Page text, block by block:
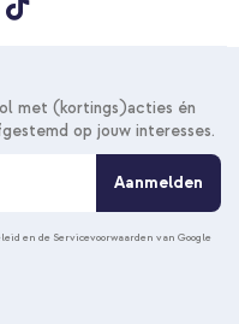
met (kortings)acties én
op jouw interesses.
Aanmelden
en de Servicevoorwaarden van Google